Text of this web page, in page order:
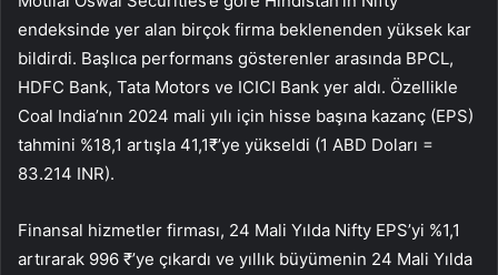
endeksinde yer alan birçok firma beklenenden yüksek kar
bildirdi. Başlıca performans gösterenler arasında BPCL,
HDFC Bank, Tata Motors ve ICICI Bank yer aldı. Özellikle
Coal India’nın 2024 mali yılı için hisse başına kazanç (EPS)
tahmini %18,1 artışla 41,1₹’ye yükseldi (1 ABD Doları =
83.214 INR).
Finansal hizmetler firması, 24 Mali Yılda Nifty EPS’yi %1,1
artırarak 996 ₹’ye çıkardı ve yıllık büyümenin 24 Mali Yılda